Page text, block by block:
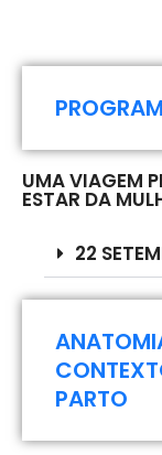
UMA VIAGEM
ESTAR DA
22
PARTO
Taxas de